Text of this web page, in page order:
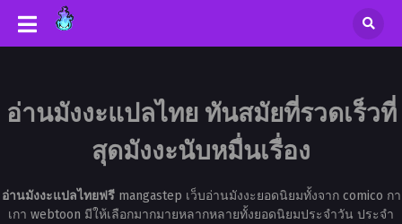
อ่านมังงะแปลไทย ทันสมัยที่รวดเร็วที่
สุดมังงะนับหมื่นเรื่อง
อ่านมังงะแปลไทยฟรีmangastep เว็บอ่านมังงะยอดนิยมทั้งจาก comico กา
เกา webtoon มีให้เลือกมากมายหลากหลายทั้งยอดนิยมประจำวัน ประจำ